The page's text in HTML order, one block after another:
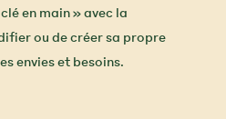
en main » avec la
ou de créer sa propre
envies et besoins.